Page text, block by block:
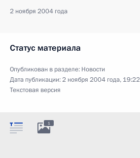
2 ноября 2004 года
Статус материала
Опубликован в разделе: Новости
Дата публикации:2 ноября 2004 года, 19:22
Текстовая версия
1